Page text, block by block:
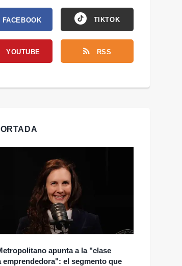
FACEBOOK
YOUTUBE
TIKTOK
RSS
apunta a la "clase
emprendedora": el segmento que